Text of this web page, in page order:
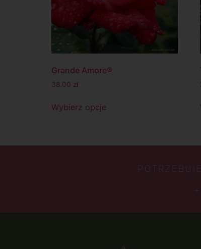
Grande Amore®
38.00 zł
Wybierz opcje